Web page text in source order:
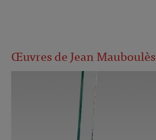
Œuvres de Jean Mauboulès